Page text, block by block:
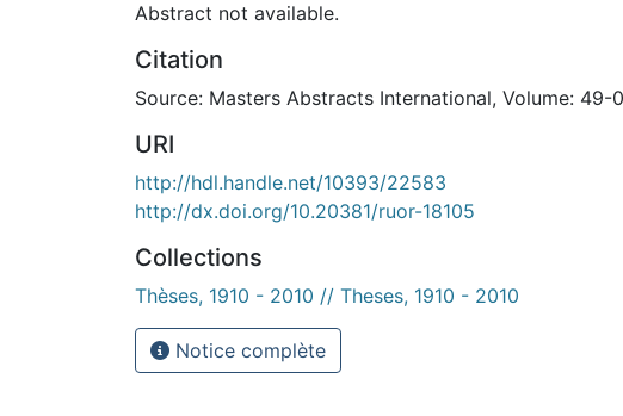
Abstract not available.
Citation
Source: Masters Abstracts International, Volume: 49-
URI
http://hdl.handle.net/10393/22583
http://dx.doi.org/10.20381/ruor-18105
Collections
Thèses, 1910 - 2010 // Theses, 1910 - 2010
Notice complète